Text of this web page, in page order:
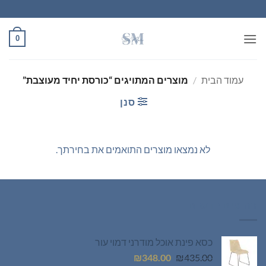
to
content
0
עמוד הבית / מוצרים המתויגים “כורסת יחיד מעוצבת”
סנן
לא נמצאו מוצרים התואמים את בחירתך.
כסא פינת אוכל מודרני דמוי עור
₪435.00
המחיר ₪348.00
המחיר